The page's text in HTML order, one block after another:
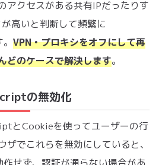
アクセスがある共有IPだったりす
高いと判断して頻繁に
VPN・プロキシをオフにして再
どのケースで解決します。
の無効化
とCookieを使ってユーザーの行
ザでこれらを無効にしていると、